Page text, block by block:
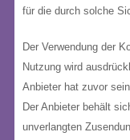
für die durch solche
Der Verwendung der
Nutzung wird
Anbieter hat zuvor
Der Anbieter behält
unverlangten